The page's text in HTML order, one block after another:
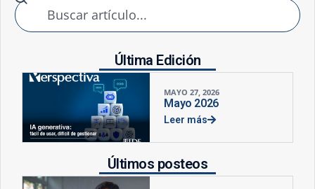
Última Edición
MAYO 27, 2026
Mayo 2026
Leer más
Últimos posteos